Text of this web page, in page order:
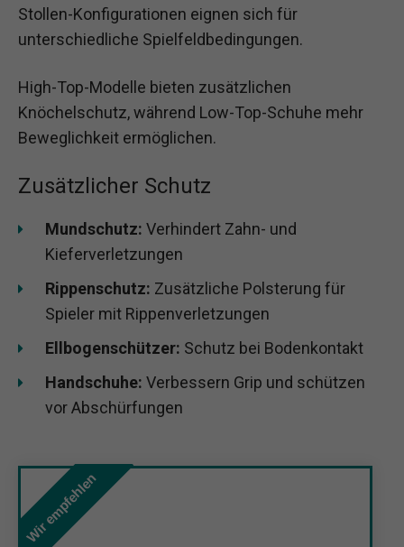
Stollen-Konfigurationen eignen sich für
unterschiedliche Spielfeldbedingungen.
High-Top-Modelle bieten zusätzlichen
Knöchelschutz, während Low-Top-Schuhe mehr
Beweglichkeit ermöglichen.
Zusätzlicher Schutz
Mundschutz: Verhindert Zahn- und
Kieferverletzungen
Rippenschutz: Zusätzliche Polsterung für
Spieler mit Rippenverletzungen
Ellbogenschützer: Schutz bei Bodenkontakt
Handschuhe: Verbessern Grip und schützen
vor Abschürfungen
Wir empfehlen